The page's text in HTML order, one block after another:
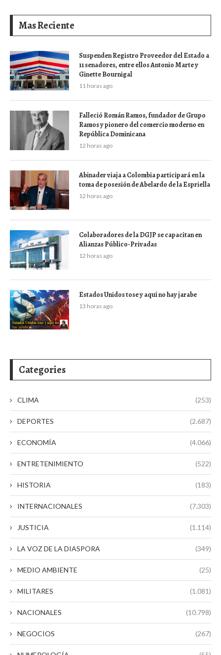
Mas Reciente
Suspenden Registro Proveedor del Estado a
11 senadores, entre ellos Antonio Marte y
Ginette Bournigal
11 horas ago
Falleció Román Ramos, fundador de Grupo
Ramos y pionero del comercio moderno en
República Dominicana
12 horas ago
Abinader viaja a Colombia participará en la
toma de posesión de Abelardo de la Espriella
12 horas ago
Colaboradores de la DGJP se capacitan en
Alianzas Público-Privadas
12 horas ago
Estados Unidos tose y aquí no hay jarabe
13 horas ago
Categories
CLIMA (253)
DEPORTES (2.687)
ECONOMÍA (4.066)
ENTRETENIMIENTO (522)
HISTORIA (183)
INTERNACIONALES (7.303)
JUSTICIA (1.114)
LA VOZ DE LA DIASPORA (349)
MEDIO AMBIENTE (25)
MILITARES (1.081)
NACIONALES (10.798)
NEGOCIOS (267)